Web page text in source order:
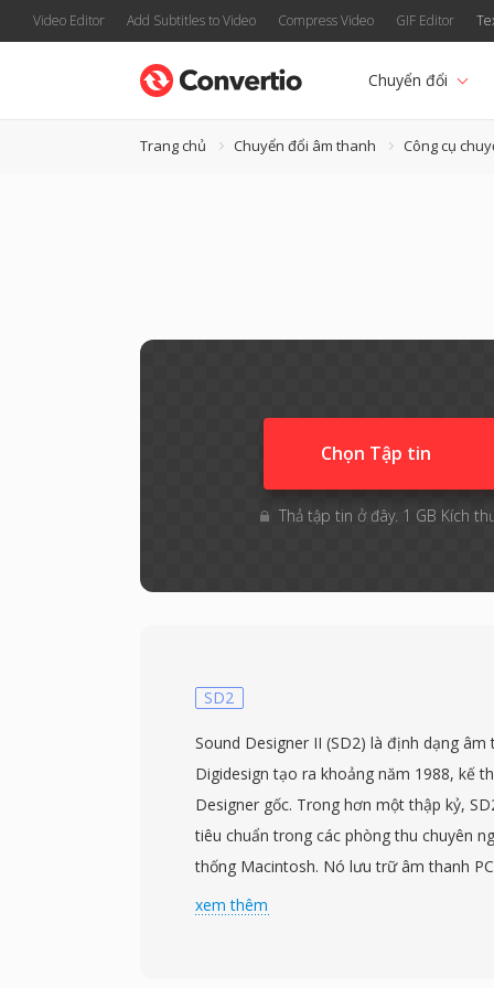
Video Editor Add Subtitles to Video Compress Video GIF Editor
Chuyển đổi
Trang chủ Chuyển đổi âm thanh Công cụ
Chọn Tập tin
Thả tập tin ở đây. 1 GB Kích
SD2
Sound Designer II (SD2) là định dạng âm
Digidesign tạo ra khoảng năm 1988, kế
Designer gốc. Trong hơn một thập kỷ,
tiêu chuẩn trong các phòng thu chuyên
thống Macintosh. Nó lưu trữ âm thanh
ở độ phân giải lên đến 24-bit với các tần
xem thêm